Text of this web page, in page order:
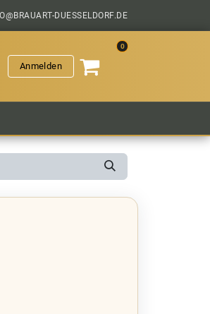
DUESSELDORF.DE
Anmelden
0